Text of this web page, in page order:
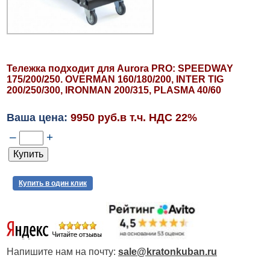
Тележка подходит для Aurora PRO: SPEEDWAY
175/200/250. OVERMAN 160/180/200, INTER TIG
200/250/300, IRONMAN 200/315, PLASMA 40/60
Ваша цена: 9950 руб.в т.ч. НДС 22%
– +
Купить в один клик
Напишите нам на почту: sale@kratonkuban.ru